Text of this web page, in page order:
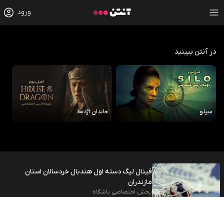
ورود
در آنتن ببینید
سیلو خاندان اژدها
فینال لیگ دسته اول هندبال خردسالان استان
مازندران
پخش اختصاصی باشگاه